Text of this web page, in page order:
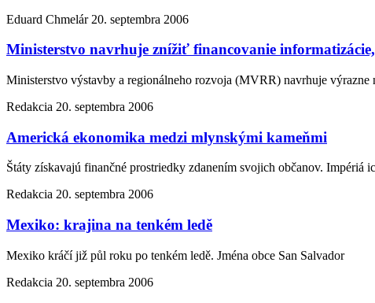
Eduard Chmelár 20. septembra 2006
Ministerstvo navrhuje znížiť financovanie
Ministerstvo výstavby a regionálneho rozvoja (MVRR) navrhuje výrazne
Redakcia 20. septembra 2006
Americká ekonomika medzi mlynskými kameňmi
Štáty získavajú finančné prostriedky zdanením svojich občanov. Impériá
Redakcia 20. septembra 2006
Mexiko: krajina na tenkém ledě
Mexiko kráčí již půl roku po tenkém ledě. Jména obce San Salvador
Redakcia 20. septembra 2006